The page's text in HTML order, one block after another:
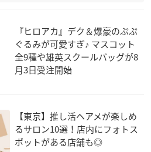
『ヒロアカ』デク＆爆豪のぷぷ
ぐるみが可愛すぎ♪ マスコット
全9種や雄英スクールバッグが8
月3日受注開始
【東京】推し活ヘアメが楽しめ
るサロン10選！店内にフォトス
ポットがある店舗も◎